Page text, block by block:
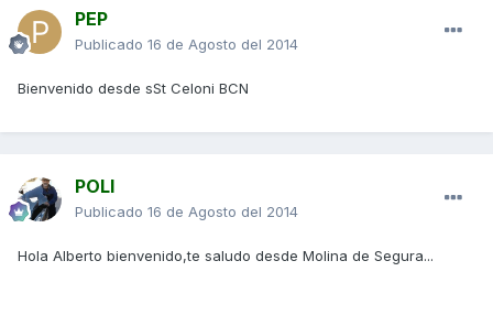
PEP
Publicado 16 de Agosto del 2014
Bienvenido desde sSt Celoni BCN
POLI
Publicado 16 de Agosto del 2014
Hola Alberto bienvenido,te saludo desde Molina de Segura...